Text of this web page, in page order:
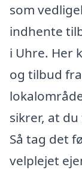
som
indhente
i Uhre. Her
og tilbud
sikrer, at
Så tag det
velplejet